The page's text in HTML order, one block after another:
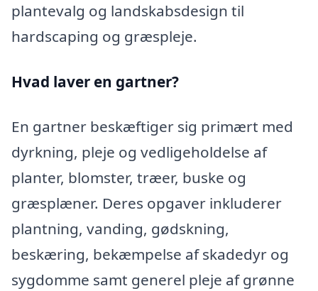
plantevalg og landskabsdesign til
hardscaping og græspleje.
Hvad laver en gartner?
En gartner beskæftiger sig primært med
dyrkning, pleje og vedligeholdelse af
planter, blomster, træer, buske og
græsplæner. Deres opgaver inkluderer
plantning, vanding, gødskning,
beskæring, bekæmpelse af skadedyr og
sygdomme samt generel pleje af grønne